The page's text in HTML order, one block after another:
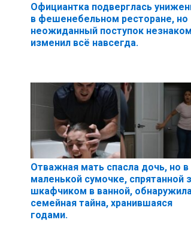
Официантка подверглась
в фешенебельном ресторане, но
неожиданный поступок
изменил всё навсегда.
Отважная мать спасла дочь, но в
маленькой сумочке, спрятанной
шкафчиком в ванной,
семейная тайна, хранившаяся
годами.